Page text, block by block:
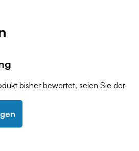
bisher bewertet, seien Sie der